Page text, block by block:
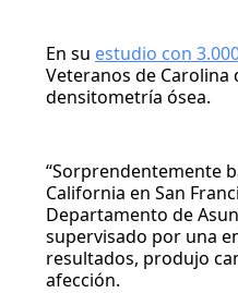
En su estudio con
Veteranos de Carolina
densitometría ósea.
“Sorprendentemente
California en San
Departamento de
supervisado por una
resultados, produjo
afección.